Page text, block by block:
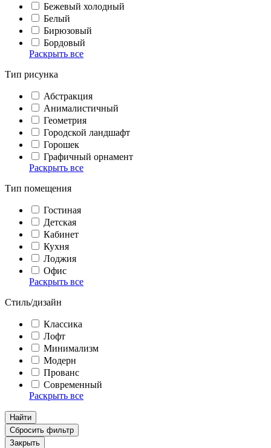
Бежевый холодный
Белый
Бирюзовый
Бордовый
Раскрыть все
Тип рисунка
Абстракция
Анималистичный
Геометрия
Городской ландшафт
Горошек
Графичный орнамент
Раскрыть все
Тип помещения
Гостиная
Детская
Кабинет
Кухня
Лоджия
Офис
Раскрыть все
Стиль/дизайн
Классика
Лофт
Минимализм
Модерн
Прованс
Современный
Раскрыть все
Найти
Сбросить фильтр
Закрыть